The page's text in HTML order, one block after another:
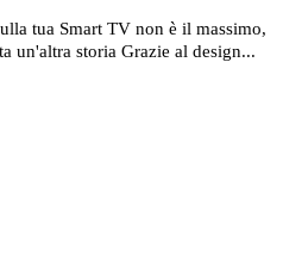
tua Smart TV non è il massimo,
un'altra storia Grazie al design...